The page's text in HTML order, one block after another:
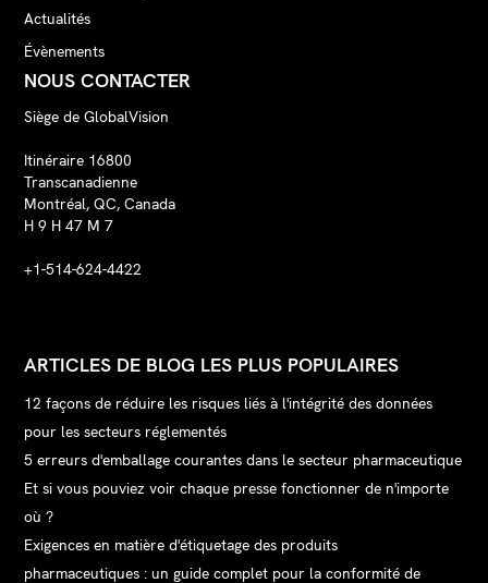
Actualités
Évènements
NOUS CONTACTER
Siège de GlobalVision
Itinéraire 16800
Transcanadienne
Montréal, QC, Canada
H 9 H 47 M 7
+1-514-624-4422
ARTICLES DE BLOG LES PLUS POPULAIRES
12 façons de réduire les risques liés à l'intégrité des données
pour les secteurs réglementés
5 erreurs d'emballage courantes dans le secteur pharmaceutique
Et si vous pouviez voir chaque presse fonctionner de n'importe
où ?
Exigences en matière d'étiquetage des produits
pharmaceutiques : un guide complet pour la conformité de